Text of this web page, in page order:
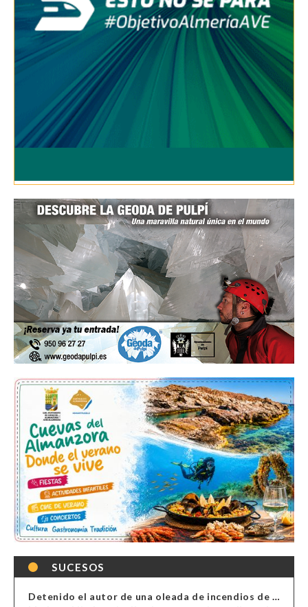
SUCESOS
Detenido el autor de una oleada de incendios de contenedores en Almería